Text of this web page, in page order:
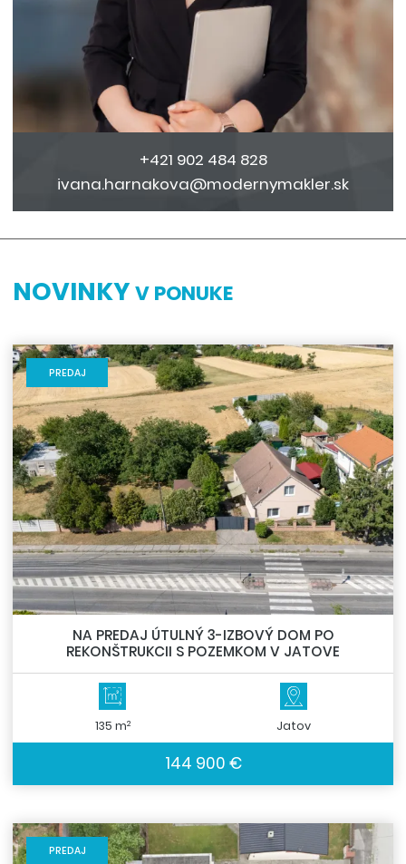
+421 902 484 828
ivana.harnakova@modernymakler.sk
NOVINKYV PONUKE
PREDAJ
NA PREDAJ ÚTULNÝ 3-IZBOVÝ DOM PO
REKONŠTRUKCII S POZEMKOM V JATOVE
135 m2 Jatov
144 900 €
PREDAJ